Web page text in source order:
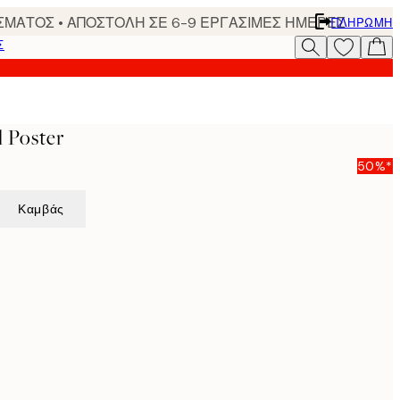
• ΑΠΟΣΤΟΛΗ ΣΕ 6-9 ΕΡΓΑΣΙΜΕΣ ΗΜΕΡΕΣΠΛΗΡΩΜΉ
Poster
50%*
Καμβάς